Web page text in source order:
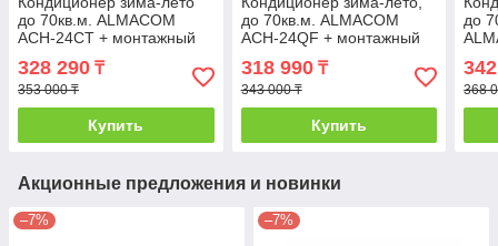
до 70кв.м. ALMACOM
ACH-24CT + монтажный
комплект 3м
328 290 ₸
353 000 ₸
Купить
до 70кв.м. ALMACOM
ACH-24QF + монтажный
318 990₸
343 000 ₸
Купить
до
368
Акционные предложения и новинки
–7% –7%